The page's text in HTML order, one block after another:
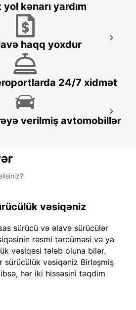
kənarı yardım
haqq yoxdur
24/7 xidmət
verilmiş avtomobillər
vəsiqəniz
sürücü və əlavə sürücülər
rəsmi tərcüməsi və ya
vəsiqəsi tələb oluna bilər.
sürücülük vəsiqəniz Birləşmiş
hər iki hissəsini təqdim